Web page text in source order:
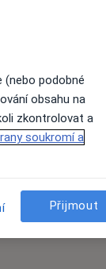
(nebo podobné
obsahu na
zkontrolovat a
soukromí a
Přijmout